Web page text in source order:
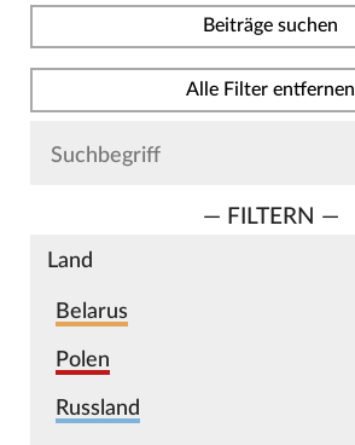
Beiträge suchen
Alle Filter entfernen
— FILTERN —
Land
Belarus
Polen
Russland